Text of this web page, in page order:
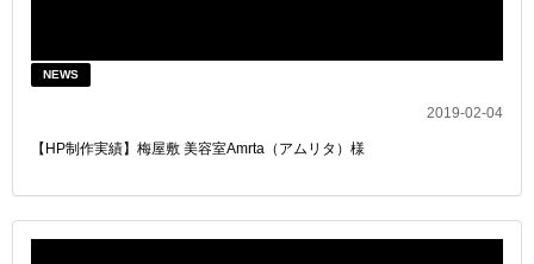
NEWS
2019-02-04
【HP制作実績】梅屋敷 美容室Amrta（アムリタ）様